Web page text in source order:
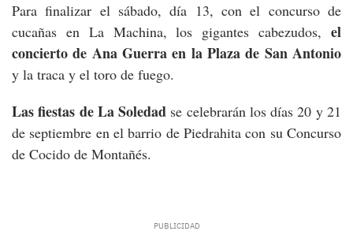
Para finalizar el sábado, día 13, con el concurso de
cucañas en La Machina, los gigantes cabezudos, el
concierto de Ana Guerra en la Plaza de San Antonio
y la traca y el toro de fuego.
Las fiestas de La Soledad se celebrarán los días 20 y 21
de septiembre en el barrio de Piedrahita con su Concurso
de Cocido de Montañés.